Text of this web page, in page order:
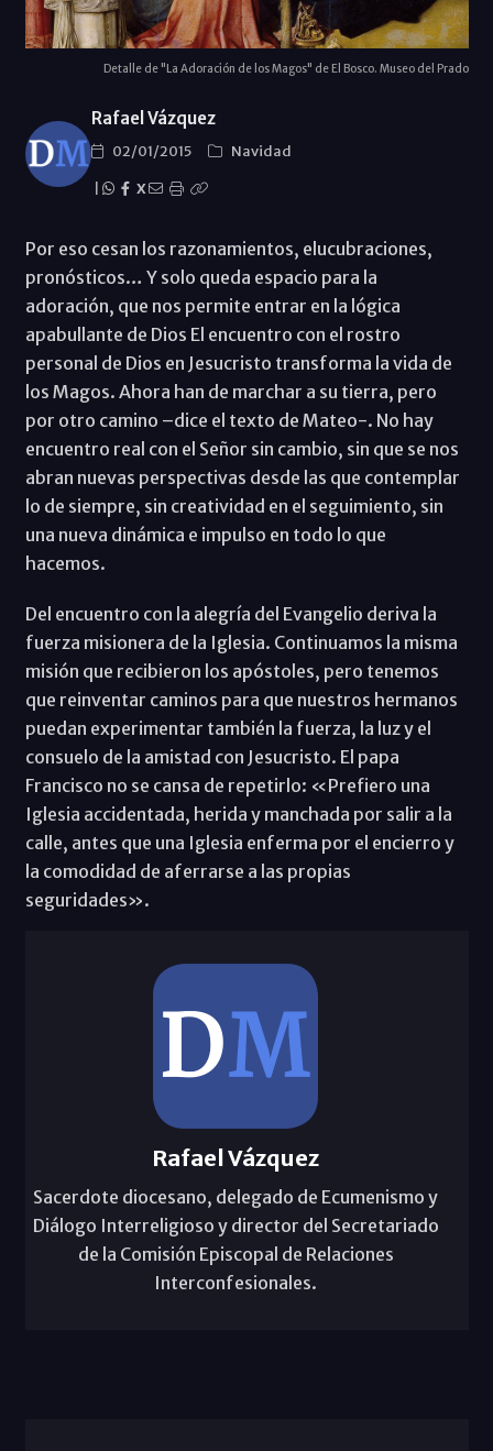
Detalle de "La Adoración de los Magos" de El Bosco. Museo del Prado
Rafael Vázquez
02/01/2015
Navidad
X
Por eso cesan los razonamientos, elucubraciones,
pronósticos… Y solo queda espacio para la
adoración, que nos permite entrar en la lógica
apabullante de Dios El encuentro con el rostro
personal de Dios en Jesucristo transforma la vida de
los Magos. Ahora han de marchar a su tierra, pero
por otro camino –dice el texto de Mateo-. No hay
encuentro real con el Señor sin cambio, sin que se nos
abran nuevas perspectivas desde las que contemplar
lo de siempre, sin creatividad en el seguimiento, sin
una nueva dinámica e impulso en todo lo que
hacemos.
Del encuentro con la alegría del Evangelio deriva la
fuerza misionera de la Iglesia. Continuamos la misma
misión que recibieron los apóstoles, pero tenemos
que reinventar caminos para que nuestros hermanos
puedan experimentar también la fuerza, la luz y el
consuelo de la amistad con Jesucristo. El papa
Francisco no se cansa de repetirlo: «Prefiero una
Iglesia accidentada, herida y manchada por salir a la
calle, antes que una Iglesia enferma por el encierro y
la comodidad de aferrarse a las propias
seguridades».
Rafael Vázquez
Sacerdote diocesano, delegado de Ecumenismo y
Diálogo Interreligioso y director del Secretariado
de la Comisión Episcopal de Relaciones
Interconfesionales.